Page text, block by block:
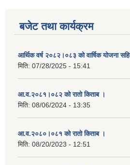
बजेट तथा कार्यक्रम
आर्थिक वर्ष २०८२।०८३ को वार्षिक योजना
मिति: 07/28/2025 - 15:41
आ.व.२०८१।०८२ को रातो किताब ।
मिति: 08/06/2024 - 13:35
आ.व.२०८०।०८१ को रातो किताब ।
मिति: 08/20/2023 - 12:51